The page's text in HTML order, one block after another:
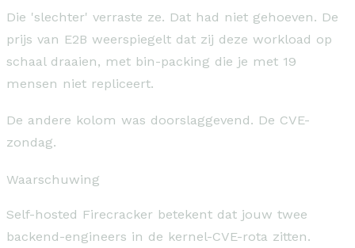
Die 'slechter' verraste ze. Dat had niet gehoeven. De
prijs van E2B weerspiegelt dat zij deze workload op
schaal draaien, met bin-packing die je met 19
mensen niet repliceert.
De andere kolom was doorslaggevend. De CVE-
zondag.
Waarschuwing
Self-hosted Firecracker betekent dat jouw twee
backend-engineers in de kernel-CVE-rota zitten.